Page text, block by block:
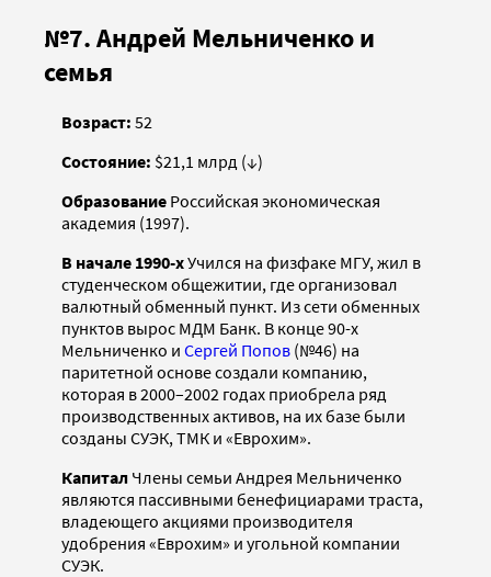
№7. Андрей Мельниченко и
семья
Возраст: 52
Состояние: $21,1 млрд (↓)
Образование Российская экономическая
академия (1997).
В начале 1990-хУчился на физфаке МГУ, жил в
студенческом общежитии, где организовал
валютный обменный пункт. Из сети обменных
пунктов вырос МДМ Банк. В конце 90-х
Мельниченко и Сергей Попов (№46) на
паритетной основе создали компанию,
которая в 2000–2002 годах приобрела ряд
производственных активов, на их базе были
созданы СУЭК, ТМК и «Еврохим».
Капитал Члены семьи Андрея Мельниченко
являются пассивными бенефициарами траста,
владеющего акциями производителя
удобрения «Еврохим» и угольной компании
СУЭК.